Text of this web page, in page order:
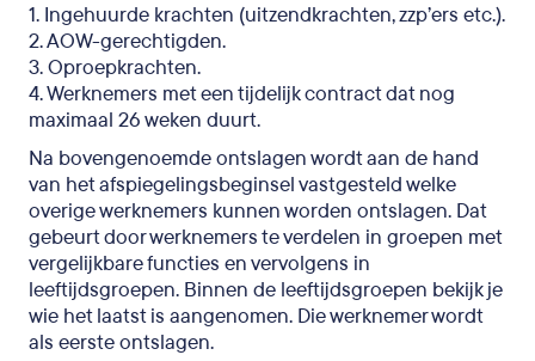
1. Ingehuurde krachten (uitzendkrachten, zzp’ers etc.).
2. AOW-gerechtigden.
3. Oproepkrachten.
4. Werknemers met een tijdelijk contract dat nog
maximaal 26 weken duurt.
Na bovengenoemde ontslagen wordt aan de hand
van het afspiegelingsbeginsel vastgesteld welke
overige werknemers kunnen worden ontslagen. Dat
gebeurt door werknemers te verdelen in groepen met
vergelijkbare functies en vervolgens in
leeftijdsgroepen. Binnen de leeftijdsgroepen bekijk je
wie het laatst is aangenomen. Die werknemer wordt
als eerste ontslagen.